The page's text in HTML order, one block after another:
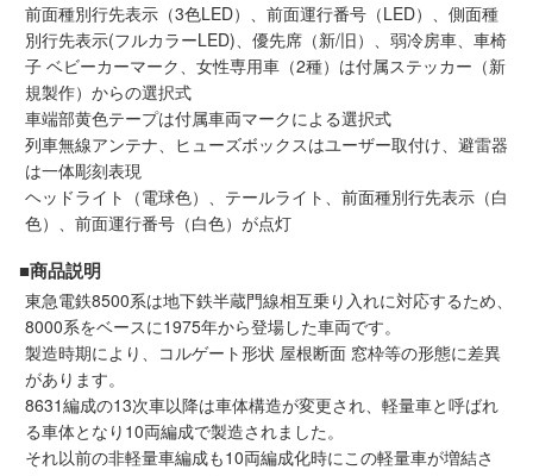
会社概要
レビューについて
© 2026 Mid Japan, Inc.
前面種別行先表示（3色LED）、前面運行番号（LED）、側面種
別行先表示(フルカラーLED)、優先席（新/旧）、弱冷房車、車椅
子 ベビーカーマーク、女性専用車（2種）は付属ステッカー（新
規製作）からの選択式
車端部黄色テープは付属車両マークによる選択式
列車無線アンテナ、ヒューズボックスはユーザー取付け、避雷器
は一体彫刻表現
ヘッドライト（電球色）、テールライト、前面種別行先表示（白
色）、前面運行番号（白色）が点灯
■商品説明
東急電鉄8500系は地下鉄半蔵門線相互乗り入れに対応するため、
8000系をベースに1975年から登場した車両です。
製造時期により、コルゲート形状 屋根断面 窓枠等の形態に差異
があります。
8631編成の13次車以降は車体構造が変更され、軽量車と呼ばれ
る車体となり10両編成で製造されました。
それ以前の非軽量車編成も10両編成化時にこの軽量車が増結さ